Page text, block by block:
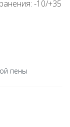
-10/+35
пены